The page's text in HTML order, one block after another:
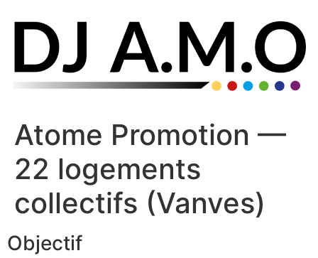
Atome Promotion —
22 logements
collectifs (Vanves)
Objectif